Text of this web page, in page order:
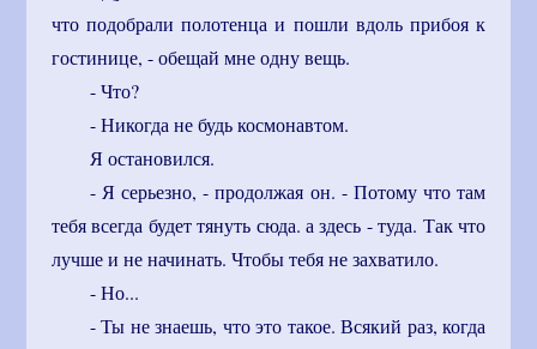
что подобрали полотенца и пошли вдоль прибоя к
гостинице, - обещай мне одну вещь.
- Что?
- Никогда не будь космонавтом.
Я остановился.
- Я серьезно, - продолжая он. - Потому что там
тебя всегда будет тянуть сюда. а здесь - туда. Так что
лучше и не начинать. Чтобы тебя не захватило.
- Но...
- Ты не знаешь, что это такое. Всякий раз, когда